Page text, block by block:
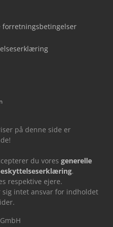
forretningsbetingelser
på denne side er
du vores generelle
.
respektive ejere.
sig intet ansvar for indholdet